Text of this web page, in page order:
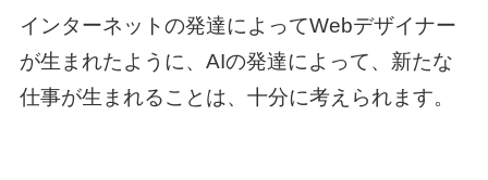
インターネットの発達によってWebデザイナー
が生まれたように、AIの発達によって、新たな
仕事が生まれることは、十分に考えられます。